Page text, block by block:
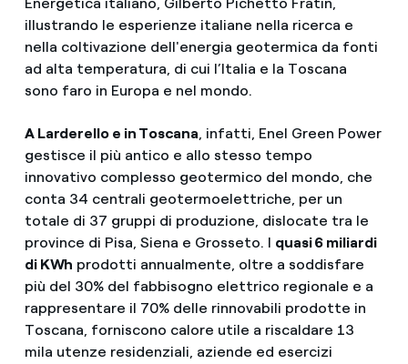
Energetica italiano, Gilberto Pichetto Fratin,
illustrando le esperienze italiane nella ricerca e
nella coltivazione dell'energia geotermica da fonti
ad alta temperatura, di cui l’Italia e la Toscana
sono faro in Europa e nel mondo.
A Larderello e in Toscana, infatti, Enel Green Power
gestisce il più antico e allo stesso tempo
innovativo complesso geotermico del mondo, che
conta 34 centrali geotermoelettriche, per un
totale di 37 gruppi di produzione, dislocate tra le
province di Pisa, Siena e Grosseto. I quasi 6 miliardi
di KWh prodotti annualmente, oltre a soddisfare
più del 30% del fabbisogno elettrico regionale e a
rappresentare il 70% delle rinnovabili prodotte in
Toscana, forniscono calore utile a riscaldare 13
mila utenze residenziali, aziende ed esercizi